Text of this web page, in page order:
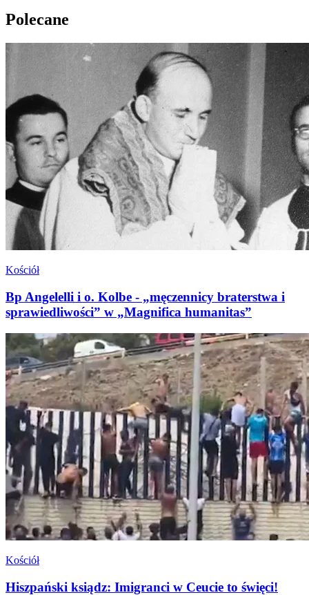
Polecane
Kościół
Bp Angelelli i o. Kolbe - „męczennicy braterstwa i
sprawiedliwości” w „Magnifica humanitas”
Kościół
Hiszpański ksiądz: Imigranci w Ceucie to święci!